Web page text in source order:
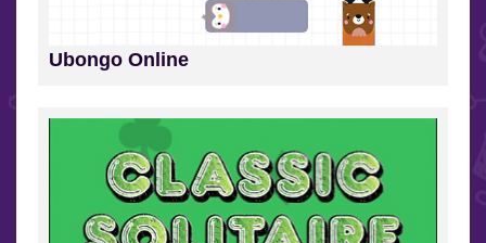
Ubongo Online